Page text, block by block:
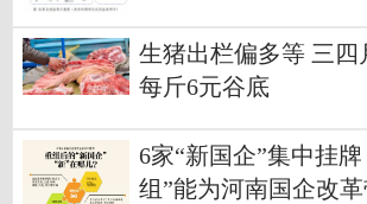
生猪出栏偏多等 三四
每斤6元谷底
6家“新国企”集中挂
组”能为河南国企改